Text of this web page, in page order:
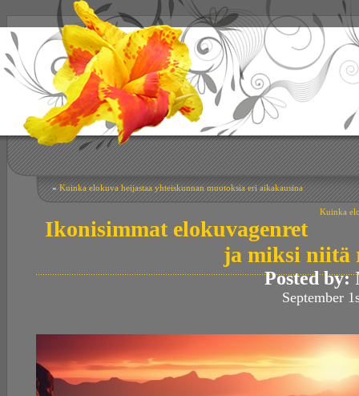
«Kuinka elokuva heijastaa yhteiskunnan muutoksia eri aikakausina
Kuinka
Ikonisimmat elokuvagenret
ja miksi niitä
Posted by:
September